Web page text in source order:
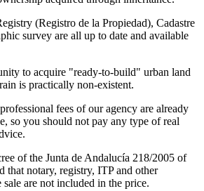
(Registro de la Propiedad), Cadastre
survey are all up to date and available
to acquire "ready-to-build" urban land
is practically non-existent.
fees of our agency are already
so you should not pay any type of real
of the Junta de Andalucía 218/2005 of
that notary, registry, ITP and other
sale are not included in the price.